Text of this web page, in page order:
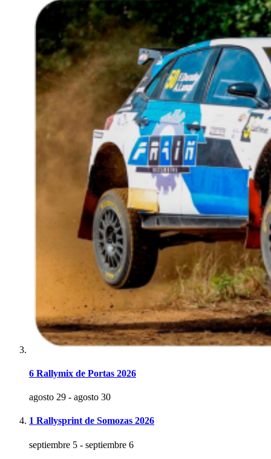
6 Rallymix de Portas 2026
agosto 29 - agosto 30
1 Rallysprint de Somozas 2026
septiembre 5 - septiembre 6